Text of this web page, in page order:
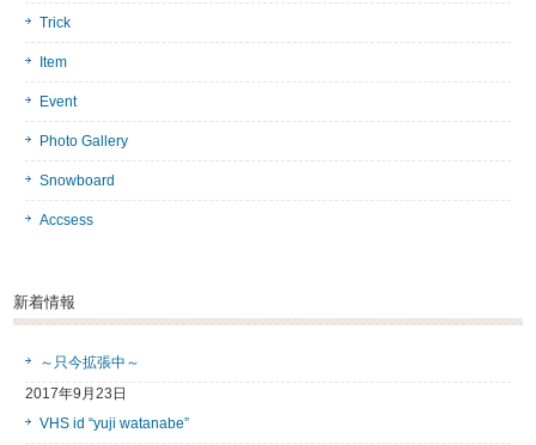
Trick
Item
Event
Photo Gallery
Snowboard
Accsess
新着情報
～只今拡張中～
2017年9月23日
VHS id “yuji watanabe”